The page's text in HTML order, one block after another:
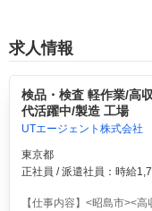
求人情報
検品・検査 軽作業/高
代活躍中/製造 工場
UTエージェント株式会社
東京都
正社員 / 派遣社員：時給
【仕事内容】<昭島市><